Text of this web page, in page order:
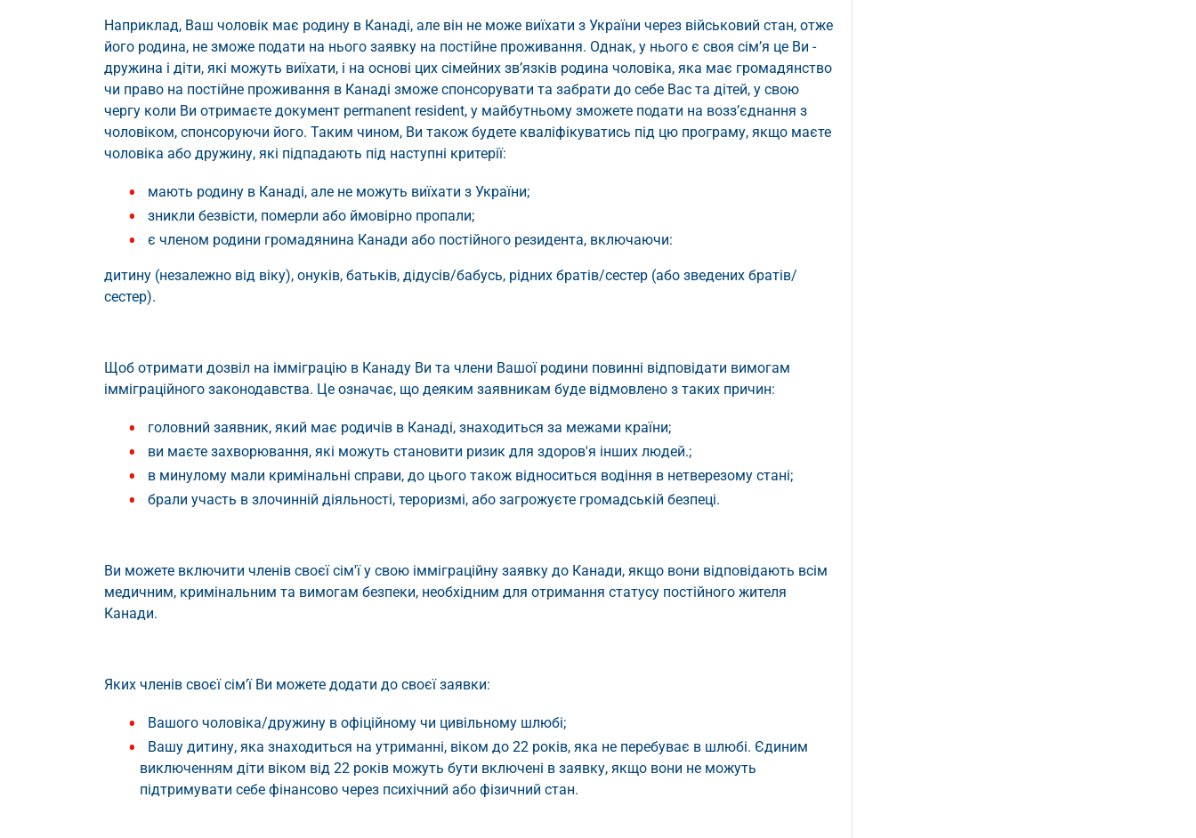
Наприклад, Ваш чоловік має родину в Канаді, але він не може виїхати з України через військовий стан, отже
його родина, не зможе подати на нього заявку на постійне проживання. Однак, у нього є своя сім’я це Ви -
дружина і діти, які можуть виїхати, і на основі цих сімейних зв’язків родина чоловіка, яка має громадянство
чи право на постійне проживання в Канаді зможе спонсорувати та забрати до себе Вас та дітей, у свою
чергу коли Ви отримаєте документ permanent resident, у майбутньому зможете подати на возз’єднання з
чоловіком, спонсоруючи його. Таким чином, Ви також будете кваліфікуватись під цю програму, якщо маєте
чоловіка або дружину, які підпадають під наступні критерії:
мають родину в Канаді, але не можуть виїхати з України;
зникли безвісти, померли або ймовірно пропали;
є членом родини громадянина Канади або постійного резидента, включаючи:
дитину (незалежно від віку), онуків, батьків, дідусів/бабусь, рідних братів/сестер (або зведених братів/
сестер).
Щоб отримати дозвіл на імміграцію в Канаду Ви та члени Вашої родини повинні відповідати вимогам
імміграційного законодавства. Це означає, що деяким заявникам буде відмовлено з таких причин:
головний заявник, який має родичів в Канаді, знаходиться за межами країни;
ви маєте захворювання, які можуть становити ризик для здоров'я інших людей.;
в минулому мали кримінальні справи, до цього також відноситься водіння в нетверезому стані;
брали участь в злочинній діяльності, тероризмі, або загрожуєте громадській безпеці.
Ви можете включити членів своєї сім'ї у свою імміграційну заявку до Канади, якщо вони відповідають всім
медичним, кримінальним та вимогам безпеки, необхідним для отримання статусу постійного жителя
Канади.
Яких членів своєї сім’ї Ви можете додати до своєї заявки:
Вашого чоловіка/дружину в офіційному чи цивільному шлюбі;
Вашу дитину, яка знаходиться на утриманні, віком до 22 років, яка не перебуває в шлюбі. Єдиним
виключенням діти віком від 22 років можуть бути включені в заявку, якщо вони не можуть
підтримувати себе фінансово через психічний або фізичний стан.